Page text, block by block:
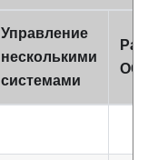
Управление
несколькими
системами
ОС